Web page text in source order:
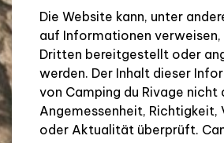
Die Website kann, unter
auf Informationen verweisen,
Dritten bereitgestellt oder
werden. Der Inhalt dieser
von Camping du Rivage nicht
Angemessenheit, Richtigkeit,
oder Aktualität überprüft.